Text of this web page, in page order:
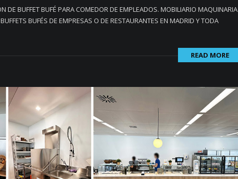
DE BUFFET BUFÉ PARA COMEDOR DE EMPLEADOS. MOBILIARIO MAQUINARIA
BUFÉS DE EMPRESAS O DE RESTAURANTES EN MADRID Y TODA
READ MORE